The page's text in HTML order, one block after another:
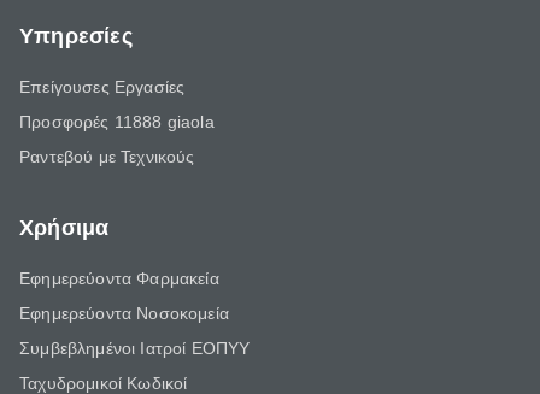
Υπηρεσίες
Επείγουσες Εργασίες
Προσφορές 11888 giaola
Ραντεβού με Τεχνικούς
Χρήσιμα
Εφημερεύοντα Φαρμακεία
Εφημερεύοντα Νοσοκομεία
Συμβεβλημένοι Ιατροί ΕΟΠΥΥ
Ταχυδρομικοί Κωδικοί